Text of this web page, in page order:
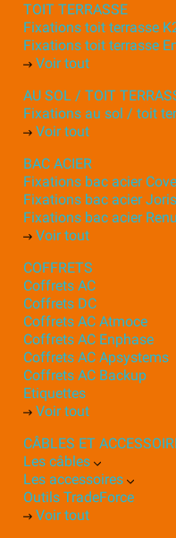
TOIT TERRASSE
Fixations toit terrasse
Fixations toit terrasse
Voir tout
AU SOL / TOIT
Fixations au sol / toit
Voir tout
BAC ACIER
Fixations bac acier
Fixations bac acier
Fixations bac acier
Voir tout
COFFRETS
Coffrets AC
Coffrets DC
Coffrets AC Atmoce
Coffrets AC Enphase
Coffrets AC Apsystems
Coffrets AC Backup
Etiquettes
Voir tout
CÂBLES ET
Les câbles
Les accessoires
Outils TradeForce
Voir tout